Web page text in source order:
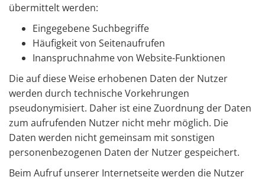
übermittelt werden:
Eingegebene Suchbegriffe
Häufigkeit von Seitenaufrufen
Inanspruchnahme von Website-Funktionen
Die auf diese Weise erhobenen Daten der Nutzer
werden durch technische Vorkehrungen
pseudonymisiert. Daher ist eine Zuordnung der Daten
zum aufrufenden Nutzer nicht mehr möglich. Die
Daten werden nicht gemeinsam mit sonstigen
personenbezogenen Daten der Nutzer gespeichert.
Beim Aufruf unserer Internetseite werden die Nutzer